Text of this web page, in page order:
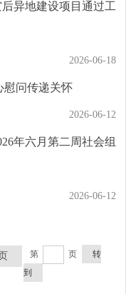
异地建设项目通过工
2026-06-18
慰问传递关怀
2026-06-12
年六月第二周社会组
2026-06-12
第 页
转
到